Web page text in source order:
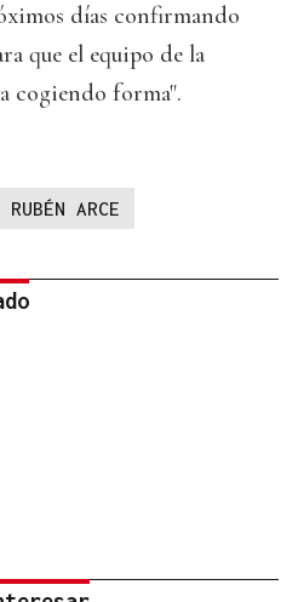
días confirmando
que el equipo de la
cogiendo forma".
RUBÉN ARCE